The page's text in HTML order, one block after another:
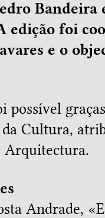
edição foi
e o
possível
Cultura,
Arquitectura.
Andrade, «